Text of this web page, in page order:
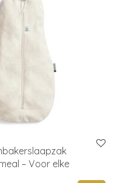
– Voor elke